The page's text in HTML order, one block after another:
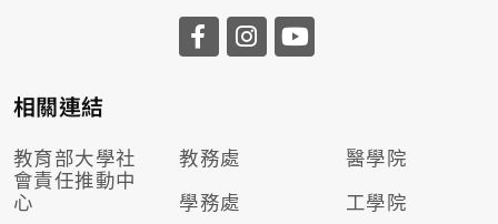
相關連結
教育部大學社
會責任推動中
心
教務處
學務處
醫學院
工學院